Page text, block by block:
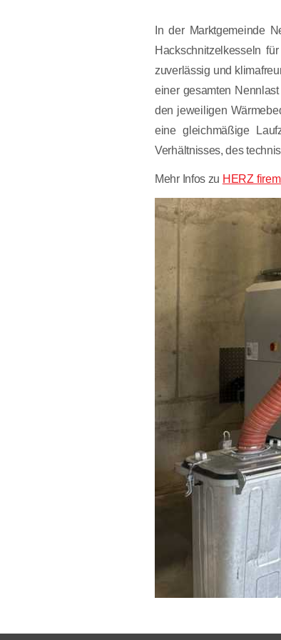
In der Marktgemeinde
Hackschnitzelkesseln
zuverlässig und
einer gesamten
den jeweiligen
eine gleichmäßige
Verhältnisses, des
Mehr Infos zu HERZ